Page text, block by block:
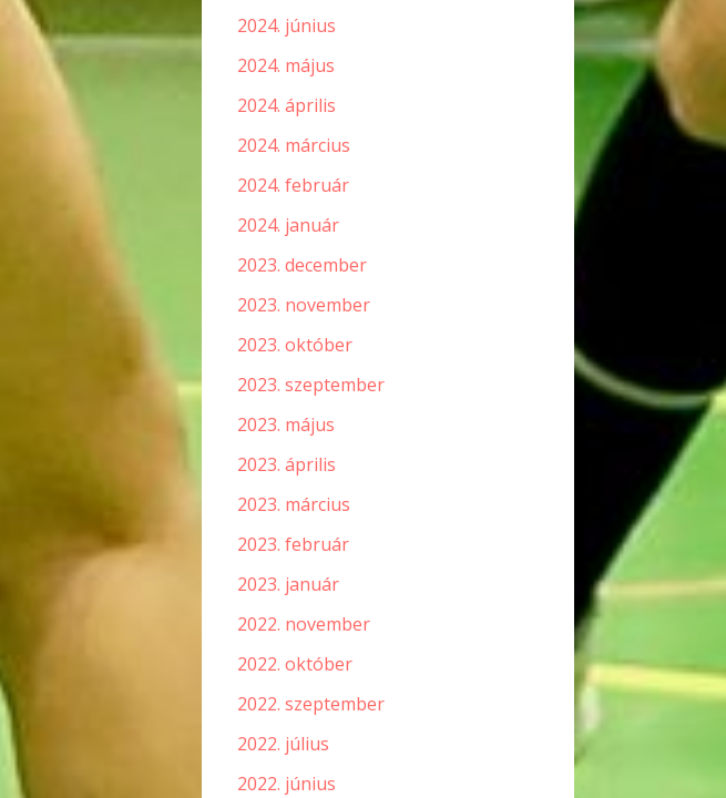
2024. június
2024. május
2024. április
2024. március
2024. február
2024. január
2023. december
2023. november
2023. október
2023. szeptember
2023. május
2023. április
2023. március
2023. február
2023. január
2022. november
2022. október
2022. szeptember
2022. július
2022. június